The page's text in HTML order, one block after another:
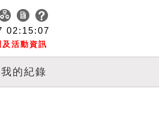
02:15:08
活動資訊
我的紀錄